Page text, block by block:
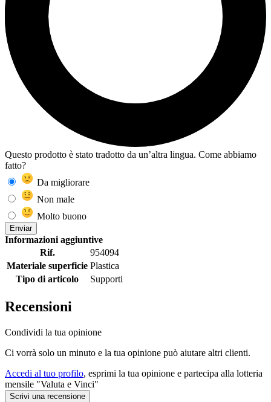
Questo prodotto è stato tradotto da un’altra lingua. Come abbiamo
fatto?
Da migliorare
Non male
Molto buono
Enviar
Informazioni aggiuntive
Rif.
954094
Materiale superficie Plastica
Tipo di articolo
Supporti
Recensioni
Condividi la tua opinione
Ci vorrà solo un minuto e la tua opinione può aiutare altri clienti.
Accedi al tuo profilo, esprimi la tua opinione e partecipa alla lotteria
mensile "Valuta e Vinci"
Scrivi una recensione